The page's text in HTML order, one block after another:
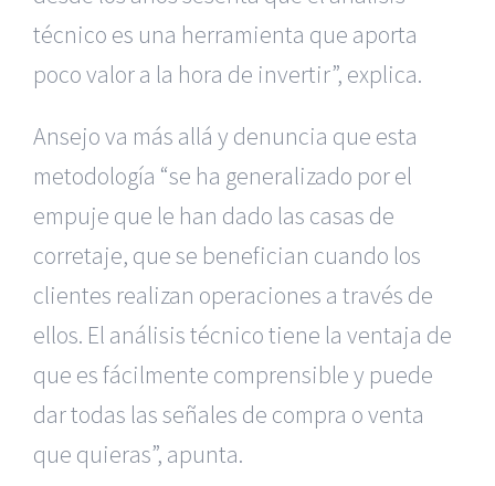
técnico es una herramienta que aporta
poco valor a la hora de invertir”, explica.
Ansejo va más allá y denuncia que esta
metodología “se ha generalizado por el
empuje que le han dado las casas de
corretaje, que se benefician cuando los
clientes realizan operaciones a través de
ellos. El análisis técnico tiene la ventaja de
que es fácilmente comprensible y puede
dar todas las señales de compra o venta
que quieras”, apunta.